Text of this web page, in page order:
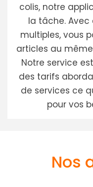
colis, notre
la tâche. Avec
multiples, vous
articles au
Notre service
des tarifs
de services ce
pour vos
Nos